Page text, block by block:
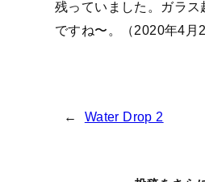
残っていました。ガラ
ですね〜。（2020年4月
← Water Drop 2